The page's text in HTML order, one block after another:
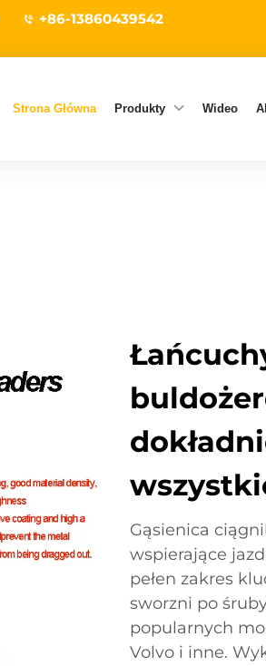
+86-13860439542
Strona Główna Produkty Wideo
Gąsienica
wspierające
pełen zakres
sworzni po
popularnych
Volvo i inne.